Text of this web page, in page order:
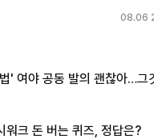
08.06
' 여야 공동 발의 괜찮아…그
워크 돈 버는 퀴즈, 정답은?